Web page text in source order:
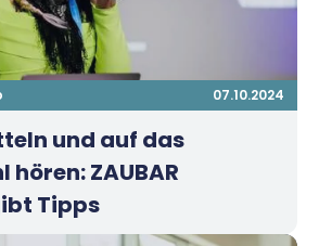
07.10.2024
und auf das
ZAUBAR
Tipps